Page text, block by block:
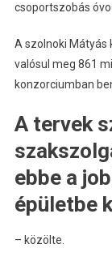
csoportszobás
A szolnoki Mátyás
valósul meg 861
konzorciumban
A tervek
ebbe a
épületbe
– közölte.